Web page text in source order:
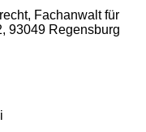
Fachanwalt für
93049 Regensburg